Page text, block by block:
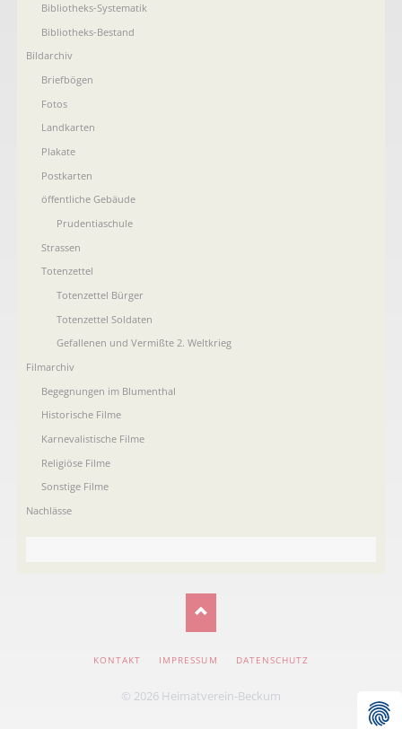
Bibliotheks-Systematik
Bibliotheks-Bestand
Bildarchiv
Briefbögen
Fotos
Landkarten
Plakate
Postkarten
öffentliche Gebäude
Prudentiaschule
Strassen
Totenzettel
Totenzettel Bürger
Totenzettel Soldaten
Gefallenen und Vermißte 2. Weltkrieg
Filmarchiv
Begegnungen im Blumenthal
Historische Filme
Karnevalistische Filme
Religiöse Filme
Sonstige Filme
Nachlässe
KONTAKT IMPRESSUM DATENSCHUTZ
© 2026 Heimatverein-Beckum